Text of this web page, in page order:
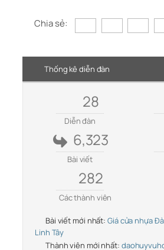
Chia sẻ:
Thống kê diễn đàn
28
Diễn đàn
6,323
Bài viết
282
Các thành viên
Bài viết mới nhất: Giá cửa nhựa
Linh Tây
Thành viên mới nhất: